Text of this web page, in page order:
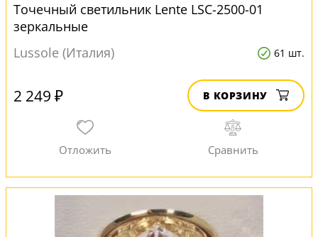
Точечный светильник Lente LSC-2500-01
зеркальные
Lussole (Италия)
61 шт.
2 249 ₽ В КОРЗИНУ